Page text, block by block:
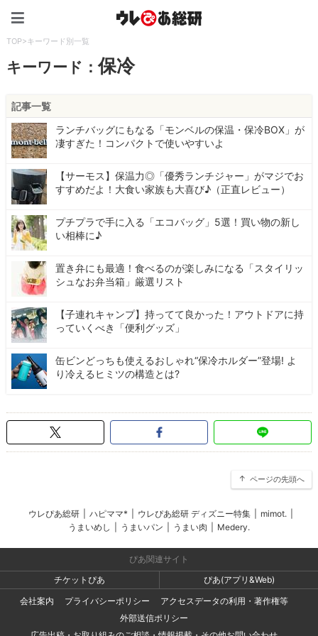
TOP>キーワード別一覧
キーワード：保冷
記事一覧
ランチバッグにもなる「モンベルの保温・保冷BOX」が
凄すぎた！コンパクトで使いやすいよ
【サーモス】保温力◎「優秀ランチジャー」がマジでお
すすめだよ！大食い家族も大喜び♪（正直レビュー）
プチプラで手に入る「エコバッグ」5選！買い物の新し
い相棒に♪
置き弁にも最適！食べるのが楽しみになる「スタイリッ
シュなお弁当箱」厳選リスト
【子連れキャンプ】持ってて良かった！アウトドアに持
っていくべき「便利グッズ」
缶ビンどっちも使えるおしゃれ“保冷ホルダー”登場! よ
り冷えるヒミツの構造とは?
ページの先頭へ
ウレぴあ総研 ハピママ* ウレぴあ総研 ディズニー特集 mimot.
うまいめし
うまいパン うまい肉 Medery.
ぴあ関連サイト
チケットぴあ
ぴあ(アプリ&Web)
会社案内
プライバシーポリシー
アクセスデータの利用・著作権等
外部送信ポリシー